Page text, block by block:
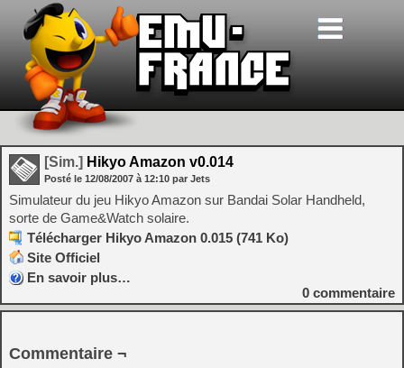
[Sim.] Hikyo Amazon v0.014
Posté le 12/08/2007 à 12:10 par Jets
Simulateur du jeu Hikyo Amazon sur Bandai Solar Handheld,
sorte de Game&Watch solaire.
Télécharger Hikyo Amazon 0.015 (741 Ko)
Site Officiel
En savoir plus…
0 commentaire
Commentaire ¬